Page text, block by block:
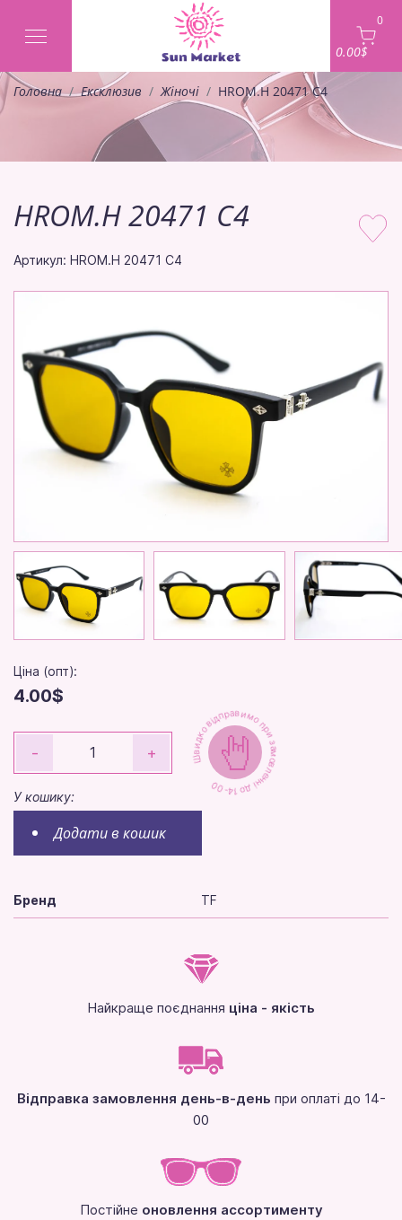
0
0.00$
Головна Ексклюзив Жіночі HROM.H 20471 C4
HROM.H 20471 C4
Артикул: HROM.H 20471 C4
Ціна (опт):
4.00$
- +
У кошику:
Додати в кошик
Швидко відправимо при замовленні до 14-00
Бренд TF
Найкраще поєднання ціна - якість
Відправка замовлення день-в-день при оплаті до 14-
00
Постійне оновлення ассортименту